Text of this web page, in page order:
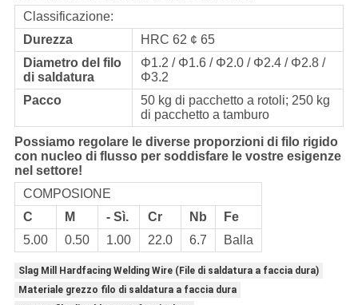
Classificazione:
Durezza
HRC 62 ¢ 65
Diametro del filo
di saldatura
Φ1.2 / Φ1.6 / Φ2.0 / Φ2.4 / Φ2.8 /
Φ3.2
Pacco
50 kg di pacchetto a rotoli; 250 kg
di pacchetto a tamburo
Possiamo regolare le diverse proporzioni di filo rigido
con nucleo di flusso per soddisfare le vostre esigenze
nel settore!
COMPOSIONE
C
M - Sì. Cr Nb
Fe
5.00
0.50 1.00 22.0 6.7 Balla
Slag Mill Hardfacing Welding Wire (File di saldatura a faccia dura)
Materiale grezzo filo di saldatura a faccia dura